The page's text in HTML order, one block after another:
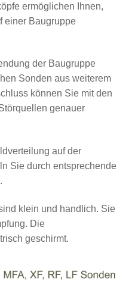
ermöglichen Ihnen,
einer Baugruppe
der Baugruppe
Sonden aus weiterem
können Sie mit den
genauer
auf der
Sie durch entsprechende
klein und handlich. Sie
Die
geschirmt.